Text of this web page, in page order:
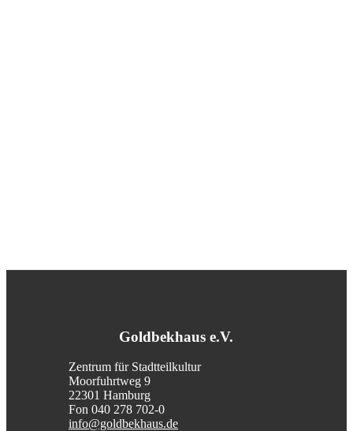
Goldbekhaus e.V.
Zentrum für Stadtteilkultur
Moorfuhrtweg 9
22301 Hamburg
Fon 040 278 702-0
info@goldbekhaus.de